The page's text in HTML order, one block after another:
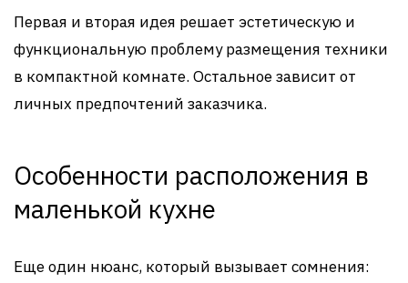
Первая и вторая идея решает эстетическую и
функциональную проблему размещения техники
в компактной комнате. Остальное зависит от
личных предпочтений заказчика.
Особенности расположения в
маленькой кухне
Еще один нюанс, который вызывает сомнения: